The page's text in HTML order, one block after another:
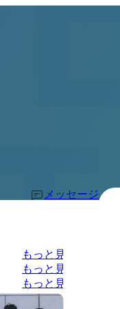
メッセージ
もっと見る
もっと見る
もっと見る